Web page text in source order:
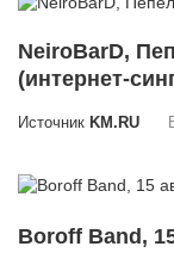
NeiroBarD,
(интернет-
Источник KM.RU
Boroff Band,